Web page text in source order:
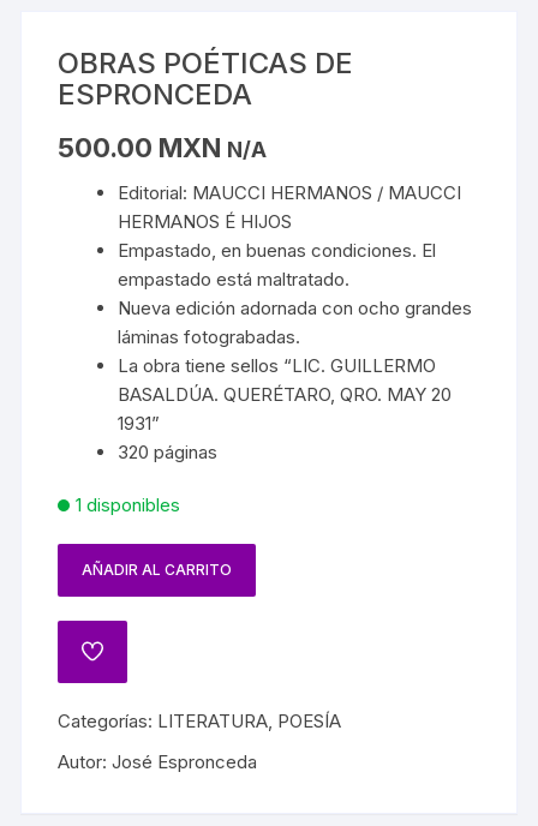
OBRAS POÉTICAS DE
ESPRONCEDA
500.00 MXN N/A
Editorial: MAUCCI HERMANOS / MAUCCI
HERMANOS É HIJOS
Empastado, en buenas condiciones. El
empastado está maltratado.
Nueva edición adornada con ocho grandes
láminas fotograbadas.
La obra tiene sellos “LIC. GUILLERMO
BASALDÚA. QUERÉTARO, QRO. MAY 20
1931”
320 páginas
1 disponibles
AÑADIR AL CARRITO
Categorías: LITERATURA, POESÍA
Autor:José Espronceda